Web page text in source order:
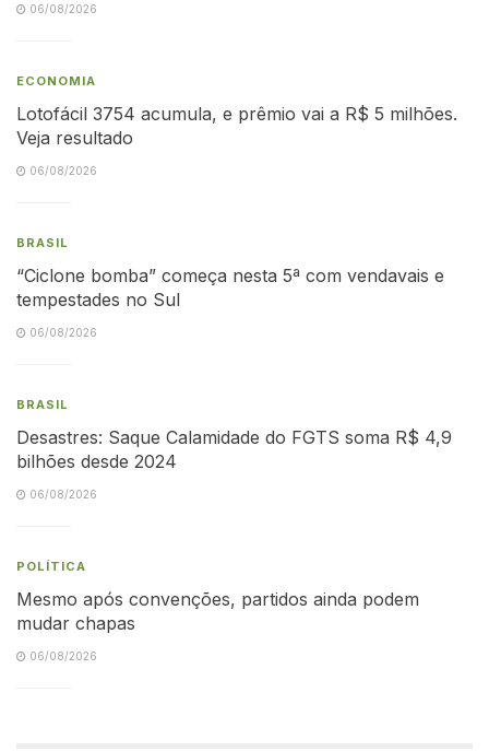
06/08/2026
ECONOMIA
Lotofácil 3754 acumula, e prêmio vai a R$ 5 milhões.
Veja resultado
06/08/2026
BRASIL
“Ciclone bomba” começa nesta 5ª com vendavais e
tempestades no Sul
06/08/2026
BRASIL
Desastres: Saque Calamidade do FGTS soma R$ 4,9
bilhões desde 2024
06/08/2026
POLÍTICA
Mesmo após convenções, partidos ainda podem
mudar chapas
06/08/2026